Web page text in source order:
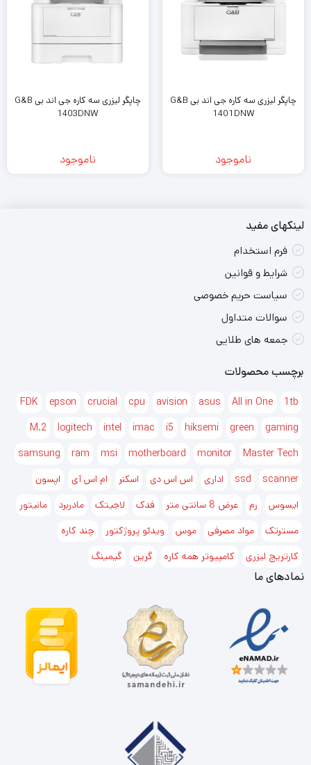
چاپگر لیزری سه کاره جی اند بی G&B
1401DNW
ناموجود
چاپگر لیزری سه کاره جی اند بی G&B
1403DNW
ناموجود
لینکهای مفید
فرم استخدام
شرایط و قوانین
سیاست حریم خصوصی
سوالات متداول
جمعه های طلایی
برچسب محصولات
1tb
All in One
asus
avision
cpu
crucial
epson
FDK
gaming
green
hiksemi
i5
imac
intel
logitech
M.2
Master Tech
monitor
motherboard
msi
ram
samsung
scanner
ssd اداری اس اس دی اسکنر ام اس آی
اپسون
ایسوس
رم عرض 8 سانتی متر فدک لاجیتک مادربرد
مانیتور
مسترتک
مواد مصرفی موس ویدئو پروژکتور
چند کاره
کارتریج لیزری
کامپیوتر همه کاره گرین گیمینگ
نمادهای ما